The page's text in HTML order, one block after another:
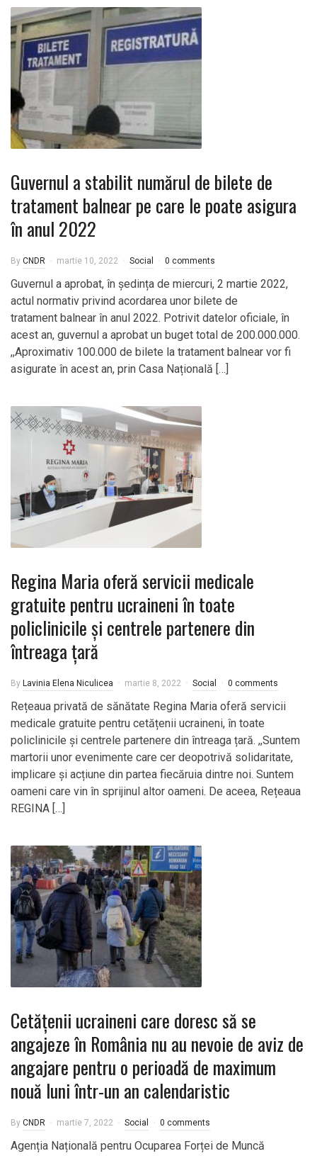
Guvernul a stabilit numărul de bilete de
tratament balnear pe care le poate asigura
în anul 2022
By CNDR martie 10, 2022 Social 0 comments
Guvernul a aprobat, în ședința de miercuri, 2 martie 2022,
actul normativ privind acordarea unor bilete de
tratament balnear în anul 2022. Potrivit datelor oficiale, în
acest an, guvernul a aprobat un buget total de 200.000.000.
,,Aproximativ 100.000 de bilete la tratament balnear vor fi
asigurate în acest an, prin Casa Națională […]
Regina Maria oferă servicii medicale
gratuite pentru ucraineni în toate
policlinicile și centrele partenere din
întreaga țară
By Lavinia Elena Niculicea martie 8, 2022 Social 0 comments
Rețeaua privată de sănătate Regina Maria oferă servicii
medicale gratuite pentru cetățenii ucraineni, în toate
policlinicile și centrele partenere din întreaga țară. ,,Suntem
martorii unor evenimente care cer deopotrivă solidaritate,
implicare și acțiune din partea fiecăruia dintre noi. Suntem
oameni care vin în sprijinul altor oameni. De aceea, Rețeaua
REGINA […]
Cetățenii ucraineni care doresc să se
angajeze în România nu au nevoie de aviz de
angajare pentru o perioadă de maximum
nouă luni într-un an calendaristic
By CNDR martie 7, 2022 Social 0 comments
Agenția Națională pentru Ocuparea Forței de Muncă